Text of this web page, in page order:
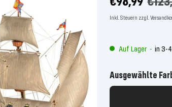
Preis
Inkl. Steuern zzgl.
Auf Lager - in 3-
Ausgewählte